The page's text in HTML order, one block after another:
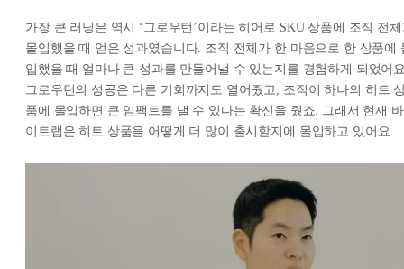
가장 큰 러닝은 역시 ‘그로우턴’이라는 히어로 SKU 상품에 조직 전
몰입했을 때 얻은 성과였습니다. 조직 전체가 한 마음으로 한 상품에
입했을 때 얼마나 큰 성과를 만들어낼 수 있는지를 경험하게 되었어
그로우턴의 성공은 다른 기회까지도 열어줬고, 조직이 하나의 히트
품에 몰입하면 큰 임팩트를 낼 수 있다는 확신을 줬죠. 그래서 현재 바
이트랩은 히트 상품을 어떻게 더 많이 출시할지에 몰입하고 있어요.